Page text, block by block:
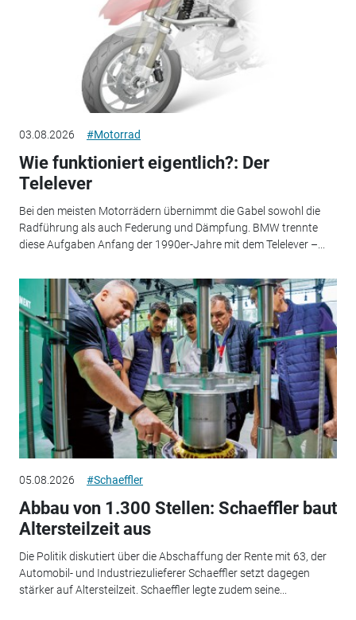
03.08.2026 #Motorrad
Wie funktioniert eigentlich?: Der
Telelever
Bei den meisten Motorrädern übernimmt die Gabel sowohl die
Radführung als auch Federung und Dämpfung. BMW trennte
diese Aufgaben Anfang der 1990er-Jahre mit dem Telelever –...
05.08.2026 #Schaeffler
Abbau von 1.300 Stellen: Schaeffler baut
Altersteilzeit aus
Die Politik diskutiert über die Abschaffung der Rente mit 63, der
Automobil- und Industriezulieferer Schaeffler setzt dagegen
stärker auf Altersteilzeit. Schaeffler legte zudem seine...